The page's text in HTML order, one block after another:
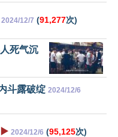
2024/12/7 (91,277次)
死气沉
斗露破绽 2024/12/6
▶️ 2024/12/6 (95,125次)